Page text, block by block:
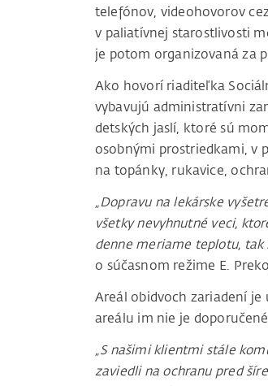
telefónov, videohovorov
v paliatívnej starostlivosti
je potom organizovaná za
Ako hovorí riaditeľka
vybavujú administratívni
detských jaslí, ktoré sú
osobnými prostriedkami, v
na topánky, rukavice,
„Dopravu na lekárske
všetky nevyhnutné veci,
denne meriame teplotu, tak
o súčasnom režime E.
Areál obidvoch zariadení
areálu im nie je
„S našimi klientmi stále
zaviedli na ochranu pred